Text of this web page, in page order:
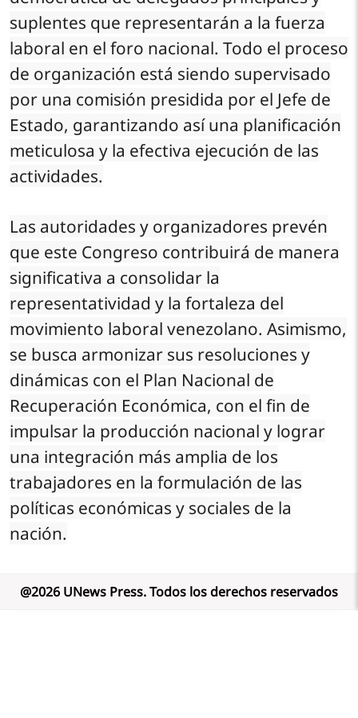
suplentes que representarán a la fuerza
laboral en el foro nacional. Todo el proceso
de organización está siendo supervisado
por una comisión presidida por el Jefe de
Estado, garantizando así una planificación
meticulosa y la efectiva ejecución de las
actividades.
Las autoridades y organizadores prevén
que este Congreso contribuirá de manera
significativa a consolidar la
representatividad y la fortaleza del
movimiento laboral venezolano. Asimismo,
se busca armonizar sus resoluciones y
dinámicas con el Plan Nacional de
Recuperación Económica, con el fin de
impulsar la producción nacional y lograr
una integración más amplia de los
trabajadores en la formulación de las
políticas económicas y sociales de la
nación.
@2026 UNews Press.Todos los derechos reservados